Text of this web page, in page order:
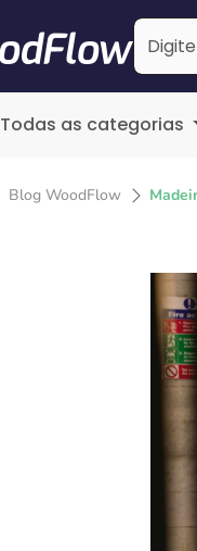
Todas as categorias
Blog WoodFlow